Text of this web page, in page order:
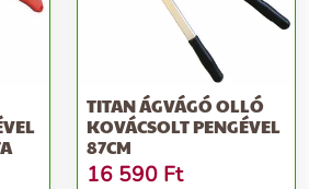
TITAN ÁGVÁGÓ OLLÓ
KOVÁCSOLT PENGÉVEL
87CM
16 590 Ft